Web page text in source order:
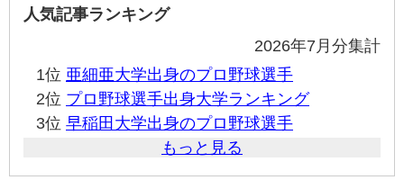
人気記事ランキング
2026年7月分集計
1位 亜細亜大学出身のプロ野球選手
2位 プロ野球選手出身大学ランキング
3位 早稲田大学出身のプロ野球選手
もっと見る